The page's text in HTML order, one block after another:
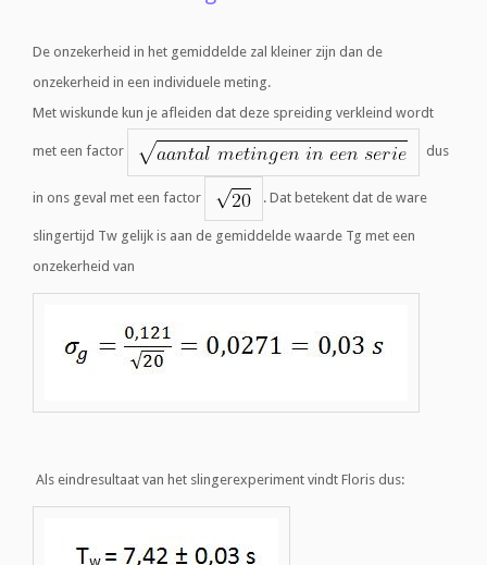
De onzekerheid in het gemiddelde zal kleiner zijn dan de
onzekerheid in een individuele meting.
Met wiskunde kun je afleiden dat deze spreiding verkleind wordt
met een factor dus
in ons geval met een factor . Dat betekent dat de ware
slingertijd Tw gelijk is aan de gemiddelde waarde Tg met een
onzekerheid van
Als eindresultaat van het slingerexperiment vindt Floris dus: